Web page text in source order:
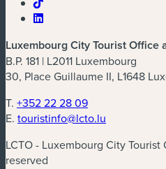
Luxembourg City Tourist Office
B.P. 181 | L2011 Luxembourg
30, Place Guillaume II, L1648
T. +352 22 28 09
E. touristinfo@lcto.lu
LCTO - Luxembourg City
reserved